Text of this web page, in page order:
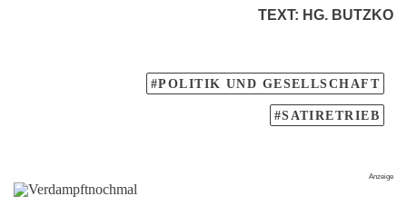
TEXT: HG. BUTZKO
POLITIK UND GESELLSCHAFT
SATIRETRIEB